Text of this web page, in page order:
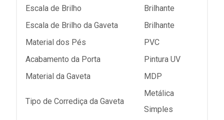
Escala de Brilho
Brilhante
Escala de Brilho da Gaveta
Brilhante
Material dos Pés
PVC
Acabamento da Porta
Pintura UV
Material da Gaveta
MDP
Tipo de Corrediça da Gaveta
Metálica
Simples